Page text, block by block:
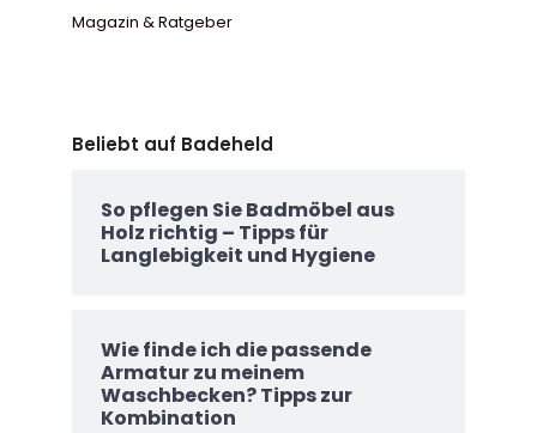
Magazin & Ratgeber
Beliebt auf Badeheld
So pflegen Sie Badmöbel aus
Holz richtig – Tipps für
Langlebigkeit und Hygiene
Wie finde ich die passende
Armatur zu meinem
Waschbecken? Tipps zur
Kombination